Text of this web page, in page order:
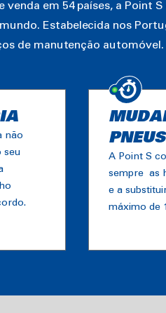
venda em 54 países, a Point
Estabelecida nos
de manutenção automóvel.
não
seu
A Point S
sempre as
e a
máximo de